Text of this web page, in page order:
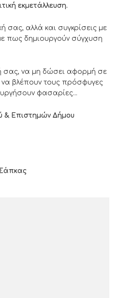
εκμετάλλευση.
σας, αλλά και συγκρίσεις με
πως δημιουργούν σύγχυση
σας, να μη δώσει αφορμή σε
βλέπουν τους πρόσφυγες
φασαρίες…
& Επιστημών Δήμου